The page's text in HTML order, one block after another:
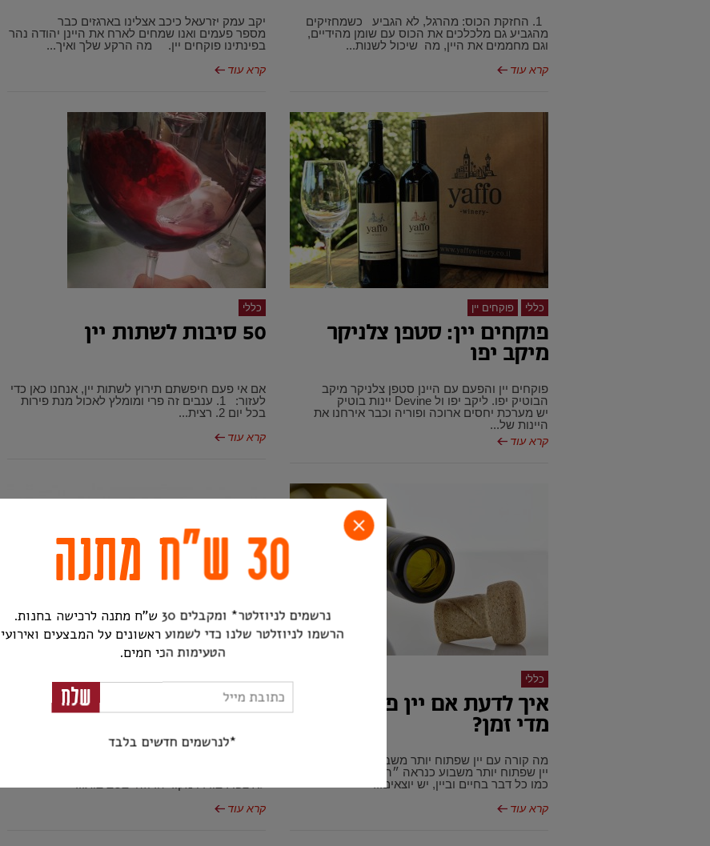
1. החזקת הכוס: מהרגל, לא הגביע כשמחזיקים
מהגביע גם מלכלכים את הכוס עם שומן מהידיים,
וגם מחממים את היין, מה שיכול לשנות...
קרא עוד
יקב עמק יזרעאל כיכב אצלינו בארגזים כבר
מספר פעמים ואנו שמחים לארח את היינן יהודה נהר
בפינתינו פוקחים יין. מה הרקע שלך ואיך...
קרא עוד
כללי פוקחים יין
פוקחים יין: סטפן צלניקר
מיקב יפו
פוקחים יין והפעם עם היינן סטפן צלניקר מיקב
הבוטיק יפו. ליקב יפו ול Devine יינות בוטיק
יש מערכת יחסים ארוכה ופוריה וכבר אירחנו את
היינות של...
קרא עוד
כללי
50 סיבות לשתות יין
אם אי פעם חיפשתם תירוץ לשתות יין, אנחנו כאן כדי
לעזור: 1. ענבים זה פרי ומומלץ לאכול מנת פירות
בכל יום 2. רצית...
קרא עוד
כללי
איך לדעת אם יין פתוח יותר
מדי זמן?
מה קורה עם יין שפתוח יותר משבוע? באופן כללי,
יין שפתוח יותר משבוע כנראה ״התקלקל״. כמובן,
כמו כל דבר בחיים וביין, יש יוצאים...
קרא עוד
כללי
50 גוונים של ורוד
קרא עוד
סגור
פופאפ
30 ש״ח מתנה
נרשמים לניוזלטר* ומקבלים 30 ש"ח מתנה לרכישה בחנות.
הרשמו לניוזלטר שלנו כדי לשמוע ראשונים על המבצעים ואירועי
הטעימות הכי חמים.
שלח
*לנרשמים חדשים בלבד